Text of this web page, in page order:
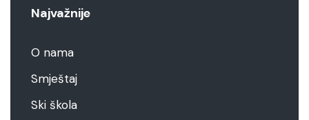
Najvažnije
O nama
Smještaj
Ski škola